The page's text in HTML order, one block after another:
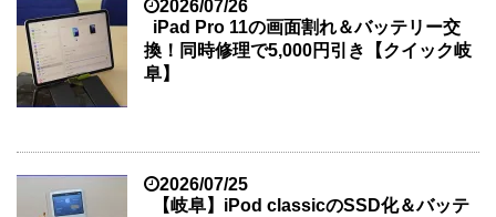
2026/07/26
iPad Pro 11の画面割れ＆バッテリー交
換！同時修理で5,000円引き【クイック岐
阜】
2026/07/25
【岐阜】iPod classicのSSD化＆バッテ